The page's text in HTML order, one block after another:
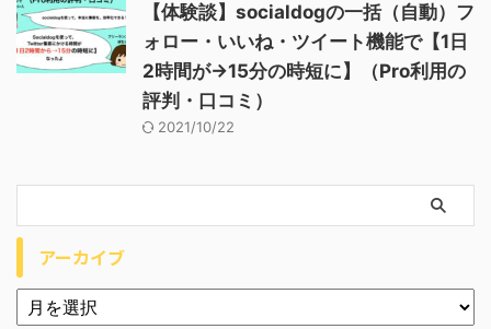
【体験談】socialdogの一括（自動）フ
ォロー・いいね・ツイート機能で【1日
2時間が→15分の時短に】（Pro利用の
評判・口コミ）
2021/10/22
アーカイブ